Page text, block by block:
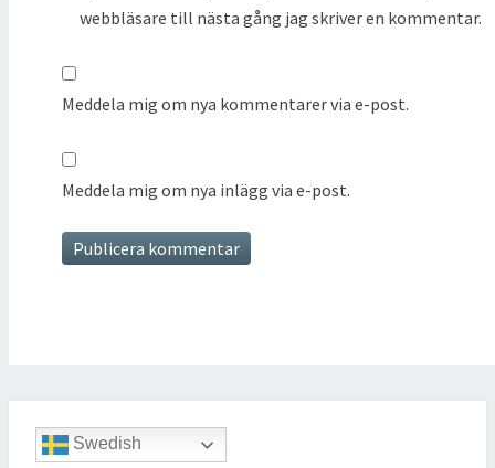
webbläsare till nästa gång jag skriver en kommentar.
Meddela mig om nya kommentarer via e-post.
Meddela mig om nya inlägg via e-post.
Swedish